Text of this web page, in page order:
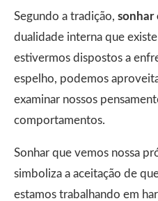
Segundo a tradição, sonhar
dualidade interna que
estivermos dispostos a
espelho, podemos
examinar nossos
comportamentos.
Sonhar que vemos nossa
simboliza a aceitação de
estamos trabalhando em